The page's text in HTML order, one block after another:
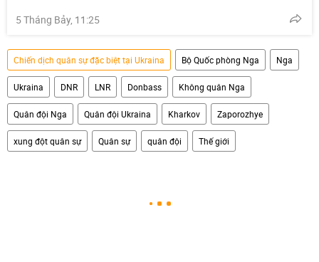
5 Tháng Bảy, 11:25
Chiến dịch quân sự đặc biệt tại Ukraina Bộ Quốc phòng Nga Nga
Ukraina DNR LNR Donbass Không quân Nga
Quân đội Nga Quân đội Ukraina Kharkov Zaporozhye
xung đột quân sự Quân sự quân đội Thế giới